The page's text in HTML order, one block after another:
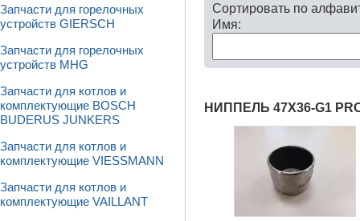
Запчасти для горелочных
устройств GIERSCH
Запчасти для горелочных
устройств MHG
Запчасти для котлов и
комплектующие BOSCH
BUDERUS JUNKERS
Запчасти для котлов и
комплектующие VIESSMANN
Запчасти для котлов и
комплектующие VAILLANT
Сортировать по
Имя:
НИППЕЛЬ 47X36-G1